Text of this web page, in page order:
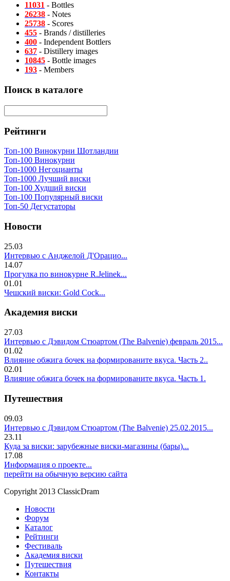
11031 - Bottles
26238 - Notes
25738 - Scores
455 - Brands / distilleries
400 - Independent Bottlers
637 - Distillery images
10845 - Bottle images
193 - Members
Поиск в каталоге
Рейтинги
Топ-100 Винокурни Шотландии
Топ-100 Винокурни
Топ-1000 Негоцианты
Топ-1000 Лучший виски
Топ-100 Худший виски
Топ-100 Популярный виски
Топ-50 Дегустаторы
Новости
25.03
Интервью с Анджелой Д'Орацио...
14.07
Прогулка по винокурне R.Jelinek...
01.01
Чешский виски: Gold Cock...
Академия виски
27.03
Интервью с Дэвидом Стюартом (The Balvenie) февраль 2015...
01.02
Влияние обжига бочек на формированите вкуса. Часть 2..
02.01
Влияние обжига бочек на формированите вкуса. Часть 1.
Путешествия
09.03
Интервью с Дэвидом Стюартом (The Balvenie) 25.02.2015...
23.11
Куда за виски: зарубежные виски-магазины (бары)...
17.08
Информация о проекте...
перейти на обычную версию сайта
Copyright 2013 ClassicDram
Новости
Форум
Каталог
Рейтинги
Фестиваль
Академия виски
Путешествия
Контакты